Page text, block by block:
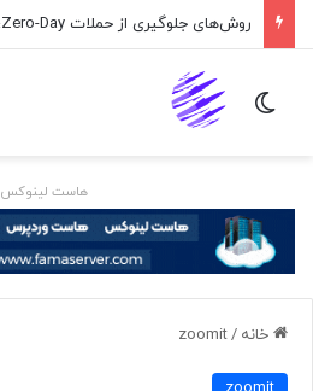
تغییر پوسته
هاست لینوکس
خانه /
zoomit